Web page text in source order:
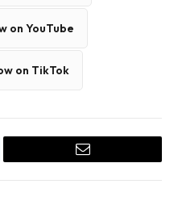
on YouTube
on TikTok
Email